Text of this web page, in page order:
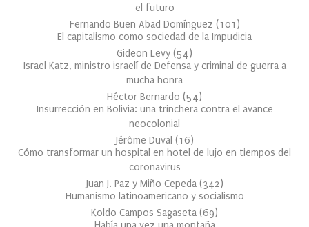
el futuro
Fernando Buen Abad Domínguez (101 )
El capitalismo como sociedad de la Impudicia
Gideon Levy (54)
Israel Katz, ministro israelí de Defensa y criminal de guerra a
mucha honra
Héctor Bernardo (54)
Insurrección en Bolivia: una trinchera contra el avance
neocolonial
Jérôme Duval (16)
Cómo transformar un hospital en hotel de lujo en tiempos del
coronavirus
Juan J. Paz y Miño Cepeda (342)
Humanismo latinoamericano y socialismo
Koldo Campos Sagaseta (69)